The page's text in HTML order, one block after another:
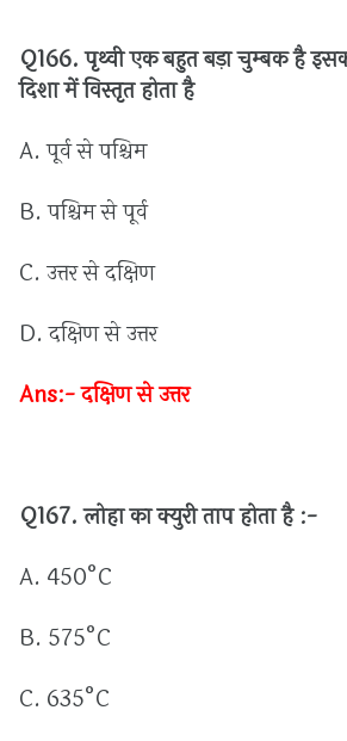
Q166.पृथ्वीएकबहुतबड़ाचुम्बकहै
दिशामेंविस्तृतहोताहै
A.पूर्वसेपश्चिम
B.पश्चिमसेपूर्व
C. उत्तरसेदक्षिण
D.दक्षिणसेउत्तर
Ans:-दक्षिणसेउत्तर
Q167.लोहाकाक्युरीतापहोताहै :-
A. 450°C
B. 575°C
C. 635°C